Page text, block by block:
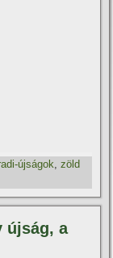
újságok,zöld
újság, a